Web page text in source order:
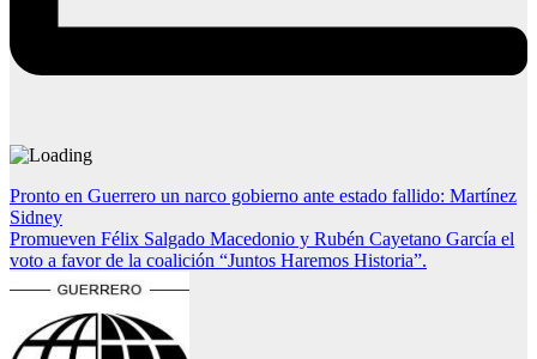
Navegación
de
entradas
Pronto en Guerrero un narco gobierno ante estado fallido: Martínez
Sidney
Promueven Félix Salgado Macedonio y Rubén Cayetano García el
voto a favor de la coalición “Juntos Haremos Historia”.